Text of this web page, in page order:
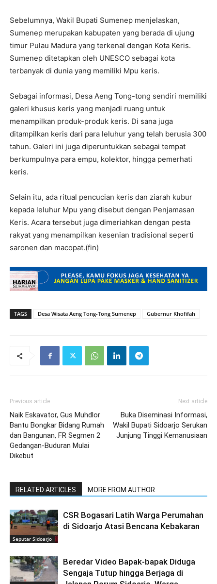
Sebelumnya, Wakil Bupati Sumenep menjelaskan,
Sumenep merupakan kabupaten yang berada di ujung
timur Pulau Madura yang terkenal dengan Kota Keris.
Sumenep ditetapkan oleh UNESCO sebagai kota
terbanyak di dunia yang memiliki Mpu keris.
Sebagai informasi, Desa Aeng Tong-tong sendiri memiliki
galeri khusus keris yang menjadi ruang untuk
menampilkan produk-produk keris. Di sana juga
ditampilkan keris dari para leluhur yang telah berusia 300
tahun. Galeri ini juga diperuntukkan sebagai tempat
berkumpulnya para empu, kolektor, hingga pemerhati
keris.
Selain itu, ada ritual pencucian keris dan ziarah kubur
kepada leluhur Mpu yang disebut dengan Penjamasan
Keris. Acara tersebut juga dimeriahkan dengan pesta
rakyat yang menampilkan kesenian tradisional seperti
saronen dan macopat.(fin)
TAGS Desa Wisata Aeng Tong-Tong Sumenep Gubernur Khofifah
Previous article
Naik Eskavator, Gus Muhdlor
Bantu Bongkar Bidang Rumah
dan Bangunan, FR Segmen 2
Gedangan-Buduran Mulai
Dikebut
Next article
Buka Diseminasi Informasi,
Wakil Bupati Sidoarjo Serukan
Junjung Tinggi Kemanusiaan
RELATED ARTICLES MORE FROM AUTHOR
Seputar Sidoarjo
CSR Bogasari Latih Warga Perumahan
di Sidoarjo Atasi Bencana Kebakaran
Beredar Video Bapak-bapak Diduga
Sengaja Tutup hingga Berjaga di